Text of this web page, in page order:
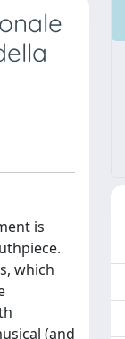
is
which
(and